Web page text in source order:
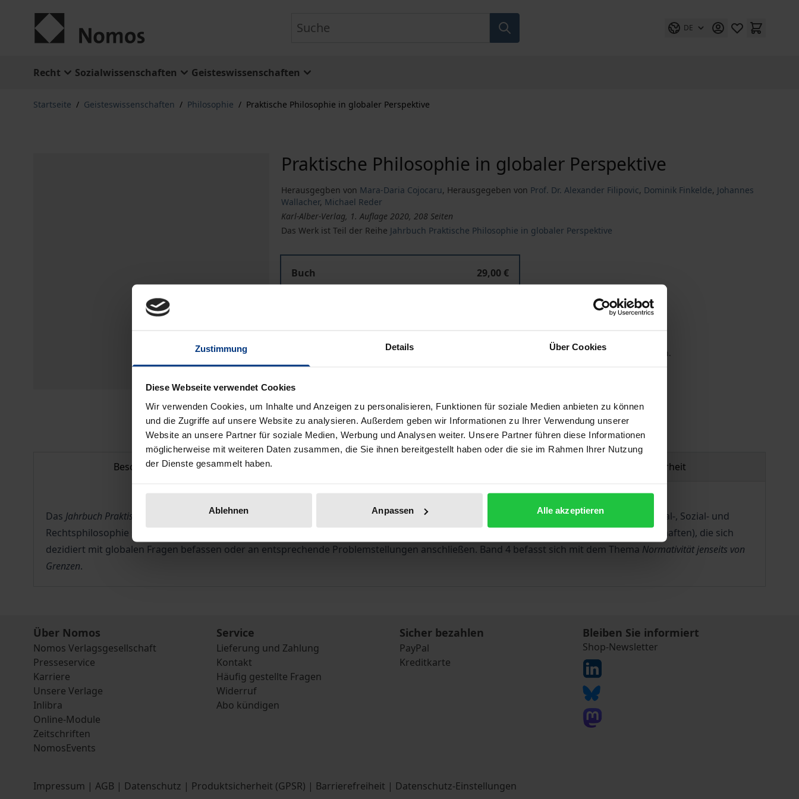
Zustimmung Details Über Cookies
Diese Webseite verwendet Cookies
Wir verwenden Cookies, um Inhalte und Anzeigen zu personalisieren, Funktionen für soziale Medien anbieten zu können
und die Zugriffe auf unsere Website zu analysieren. Außerdem geben wir Informationen zu Ihrer Verwendung unserer
Website an unsere Partner für soziale Medien, Werbung und Analysen weiter. Unsere Partner führen diese Informationen
möglicherweise mit weiteren Daten zusammen, die Sie ihnen bereitgestellt haben oder die sie im Rahmen Ihrer Nutzung
der Dienste gesammelt haben.
Ablehnen Anpassen Alle akzeptieren
DE
Recht Sozialwissenschaften Geisteswissenschaften
Startseite / Geisteswissenschaften / Philosophie / Praktische Philosophie in globaler Perspektive
Praktische Philosophie in globaler Perspektive
Herausgegben von Mara-Daria Cojocaru, Herausgegeben von Prof. Dr. Alexander Filipovic, Dominik Finkelde, Johannes
Wallacher, Michael Reder
Karl-Alber-Verlag, 1. Auflage 2020, 208 Seiten
Das Werk ist Teil der Reihe Jahrbuch Praktische Philosophie in globaler Perspektive
Buch
29,00 €
Preisangaben inkl. MwSt. Abhängig von der Lieferadresse kann die MwSt. an der Kasse variieren.
Hinweise zu Versandkosten
Beschreibung Produktsicherheit
Das Jahrbuch Praktische Philosophie in globaler Perspektive
ist ein Forum für Arbeiten aus den Bereichen der Politischen Philosophie, der Moral-, Sozial- und
Rechtsphilosophie sowie aus den Nachbardisziplinen (Soziologie, Psychologie, Kultur-, Politik-, Umwelt-, Wirtschafts- und Rechtswissenschaften), die sich
dezidiert mit globalen Fragen befassen oder an entsprechende Problemstellungen anschließen. Band 4 befasst sich mit dem Thema Normativität jenseits von
Grenzen.
Über Nomos
Nomos Verlagsgesellschaft
Presseservice
Karriere
Unsere Verlage
Inlibra
Online-Module
Zeitschriften
NomosEvents
Service
Lieferung und Zahlung
Kontakt
Häufig gestellte Fragen
Widerruf
Abo kündigen
Sicher bezahlen
PayPal
Kreditkarte
Bleiben Sie informiert
Shop-Newsletter
Impressum | AGB | Datenschutz | Produktsicherheit (GPSR) | Barrierefreiheit | Datenschutz-Einstellungen